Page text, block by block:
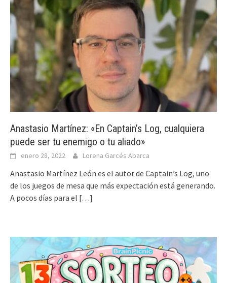
Anastasio Martínez: «En Captain’s Log, cualquiera
puede ser tu enemigo o tu aliado»
enero 28, 2022 Lorena Garcés Abarca
Anastasio Martínez León es el autor de Captain’s Log, uno
de los juegos de mesa que más expectación está generando.
A pocos días para el […]